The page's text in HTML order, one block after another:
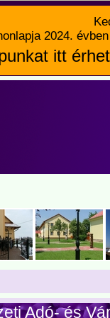
2024.
itt
Adó- és